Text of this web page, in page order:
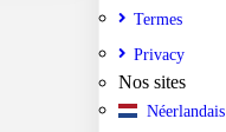
Termes
Privacy
Nos sites
Néerlandais